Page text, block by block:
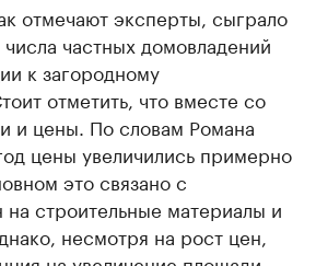
отмечают эксперты, сыграло
частных домовладений
к загородному
отметить, что вместе со
и цены. По словам Романа
цены увеличились примерно
это связано с
строительные материалы и
несмотря на рост цен,